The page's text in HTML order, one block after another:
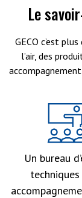
Le
GECO c’est
l’air, des
Un bureau